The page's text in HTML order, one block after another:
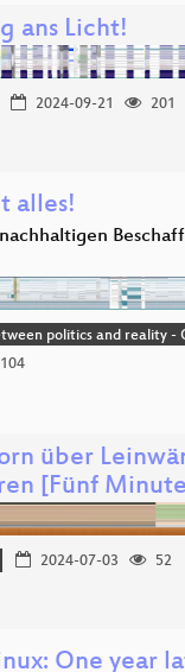
ans Licht!
2024-09-21
201
alles!
politics and reality -
104
über
[Fünf
2024-07-03
52
One year